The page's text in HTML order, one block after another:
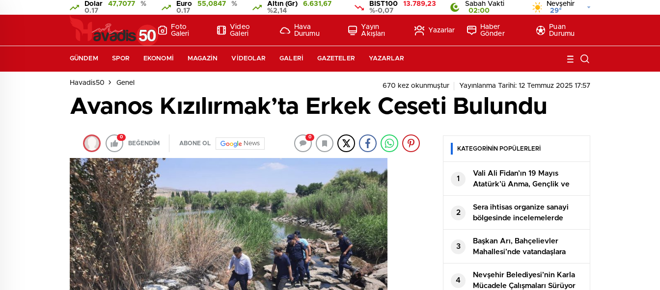
Dolar 47,7077
%
0.17
Euro 55,0847
%
0.17
Altın (Gr)
6.631,67
%2,14
BIST100
13.789,23
%-0,07
Sabah Vakti
02:00
Nevşehir
29°
Foto
Galeri
Video
Galeri
Hava
Durumu
Yayın
Akışları
Yazarlar
Haber
Gönder
Puan
Durumu
GÜNDEM SPOR EKONOMI MAGAZIN VIDEOLAR GALERI GAZETELER YAZARLAR
Havadis50 Genel 670 kez okunmuştur Yayınlanma Tarihi: 12 Temmuz 2025 17:57
Avanos Kızılırmak’ta Erkek Ceseti Bulundu
0
BEĞENDİM ABONE OL News
0
KATEGORİNİN POPÜLERLERİ
1
Vali Ali Fidan’ın 19 Mayıs
Atatürk’ü Anma, Gençlik ve
Spor Bayramı Mesajı
2
Sera ihtisas organize sanayi
bölgesinde incelemelerde
bulundular
3
Başkan Arı, Bahçelievler
Mahallesi’nde vatandaşlara
üzüm ikram etti
4
Nevşehir Belediyesi’nin Karla
Mücadele Çalışmaları Sürüyor